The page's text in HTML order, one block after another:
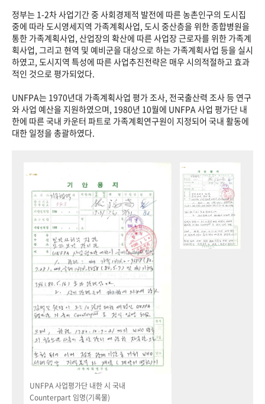
정부는 1-2차 사업기간 중 사회경제적 발전에 따른 농촌인구의 도시집
중에 따라 도시영세지역 가족계획사업, 도시 중산층을 위한 종합병원을
통한 가족계획사업, 산업장의 확산에 따른 사업장 근로자를 위한 가족계
획사업, 그리고 현역 및 예비군을 대상으로 하는 가족계획사업 등을 실시
하였고, 도시지역 특성에 따른 사업추진전략은 매우 시의적절하고 효과
적인 것으로 평가되었다.
UNFPA는 1970년대 가족계획사업 평가 조사, 전국출산력 조사 등 연구
와 사업 예산을 지원하였으며, 1980년 10월에 UNFPA 사업 평가단 내
한에 따른 국내 카운터 파트로 가족계획연구원이 지정되어 국내 활동에
대한 일정을 총괄하였다.
UNFPA 사업평가단 내한 시 국내
Counterpart 임명(기록물)